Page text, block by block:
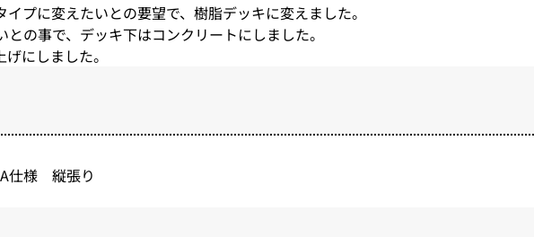
プに変えたいとの要望で、樹脂デッキに変えました。
の事で、デッキ下はコンクリートにしました。
にしました。
仕様 縦張り